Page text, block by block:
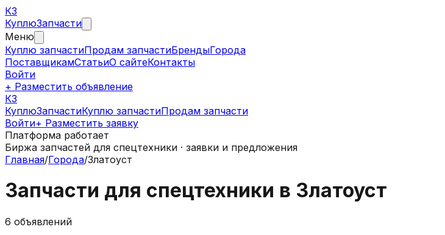
КЗ
КуплюЗапчасти
Меню
Куплю запчастиПродам запчастиБрендыГорода
ПоставщикамСтатьиО сайтеКонтакты
Войти
+ Разместить объявление
КЗ
КуплюЗапчастиКуплю запчастиПродам запчасти
Войти+ Разместить заявку
Платформа работает
Биржа запчастей для спецтехники · заявки и предложения
Главная/Города/Златоуст
Запчасти для спецтехники в Златоуст
6 объявлений